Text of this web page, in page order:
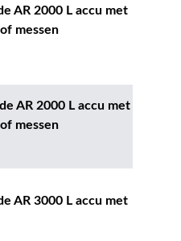
AR 2000 L accu met
messen
AR 2000 L accu met
messen
AR 3000 L accu met